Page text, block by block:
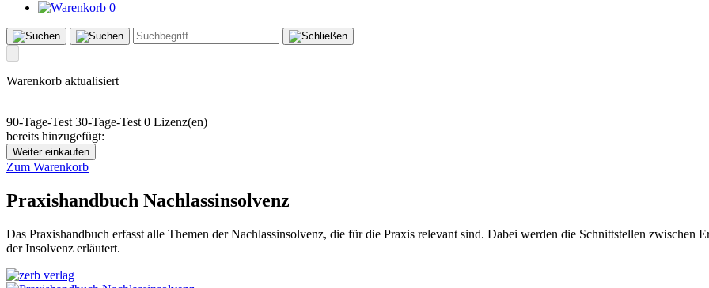
0
Warenkorb aktualisiert
90-Tage-Test 30-Tage-Test 0 Lizenz(en)
bereits hinzugefügt:
Weiter einkaufen
Zum Warenkorb
Praxishandbuch Nachlassinsolvenz
Das Praxishandbuch erfasst alle Themen der Nachlassinsolvenz, die für die Praxis relevant sind. Dabei werden die Schnittstellen zwischen
der Insolvenz erläutert.